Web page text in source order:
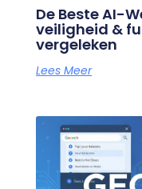
De Beste AI-
veiligheid &
vergeleken
Lees Meer